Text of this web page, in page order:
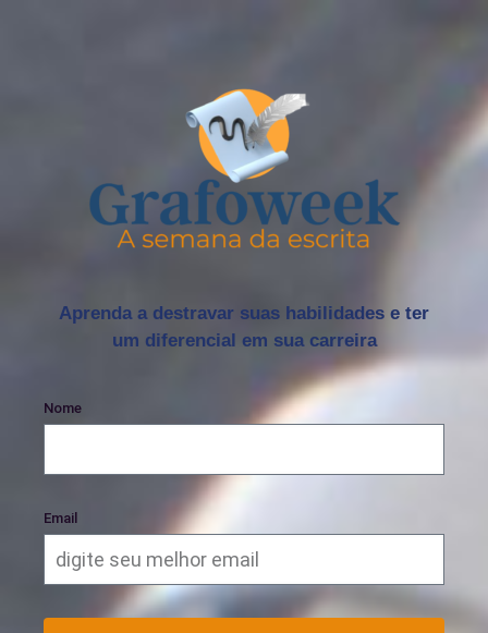
Aprenda a destravar suas habilidades e ter
um diferencial em sua carreira
Nome
Email